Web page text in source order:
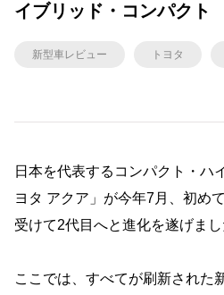
イブリッド・コンパクト
新型車レビュー トヨタ
日本を代表するコンパクト・ハ
ヨタ アクア」が今年7月、初め
受けて2代目へと進化を遂げまし
ここでは、すべてが刷新された